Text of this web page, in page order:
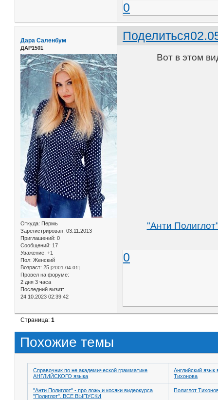
0
Поделиться
Дара Саленбум
ДАР1501
Откуда: Пермь
Зарегистрирован: 03.11.2013
Приглашений: 0
Сообщений: 17
Уважение: +1
Пол: Женский
Возраст: 25 [2001-04-01]
Провел на форуме:
2 дня 3 часа
Последний визит:
24.10.2023 02:39:42
Вот в этом
"Анти
0
Страница:1
Похожие темы
Справочник по не академической грамматике
АНГЛИЙСКОГО языка
Английский
Тихонова
"Анти Полиглот" - про ложь и косяки видеокурса
"Полиглот". ВСЕ ВЫПУСКИ
Полиглот